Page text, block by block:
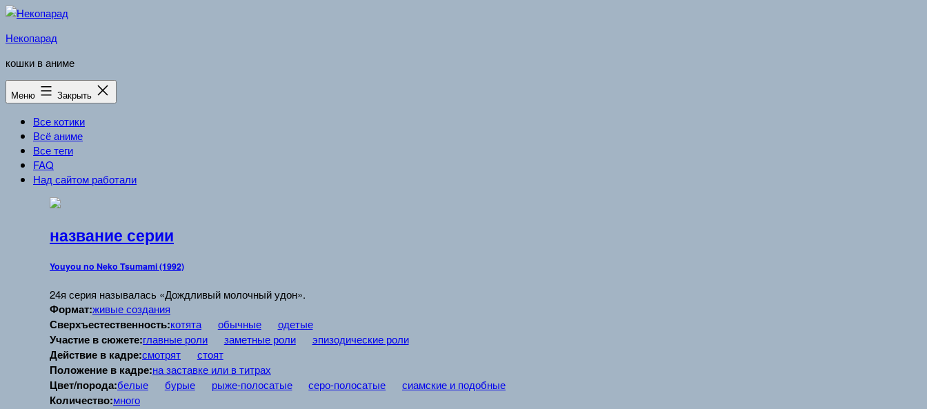
Перейти
содержимому
Некопарад
кошки в аниме
Меню Закрыть
Все котики
Всё аниме
Все теги
FAQ
Над сайтом работали
название серии
Youyou no Neko Tsumami (1992)
24я серия называлась «Дождливый молочный удон».
Формат:живые создания
Сверхъестественность:котята обычные одетые
Участие в сюжете:главные роли заметные роли эпизодические роли
Действие в кадре:смотрят стоят
Положение в кадре:на заставке или в титрах
Цвет/порода:белые бурые рыже-полосатые серо-полосатые сиамские и подобные
Количество:много